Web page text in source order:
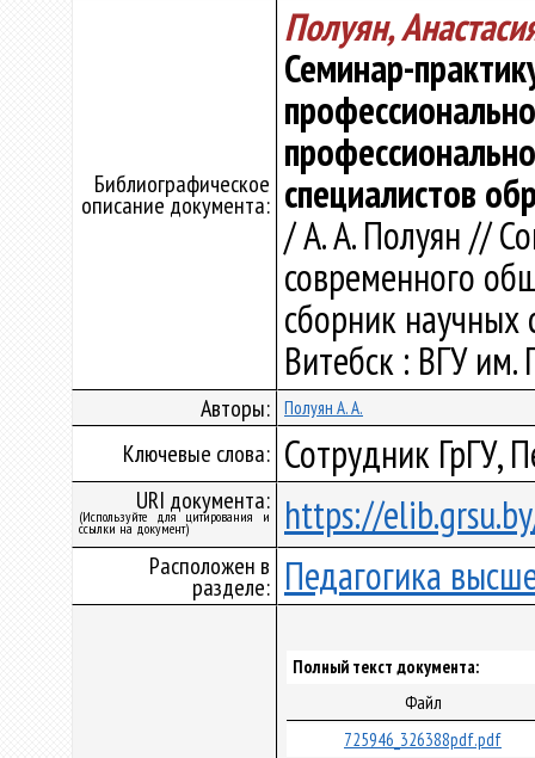
Библиографическое
описание документа:
Полуян,
Семинар-
специалистов
/ А. А. Полуян //
современного
сборник научных
Витебск : ВГУ
Авторы: Полуян А. А.
Ключевые слова: Сотрудник ГрГУ,
URI документа:
(Используйте для цитирования и
ссылки на документ) https://
Расположен в
разделе: Педагогика
Полный текст документа:
Файл
725946_326388pdf.pdf